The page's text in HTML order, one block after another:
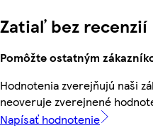
Zatiaľ bez recenzií
Pomôžte ostatným
Hodnotenia zverejňujú naši
neoveruje zverejnené
Napísať hodnotenie